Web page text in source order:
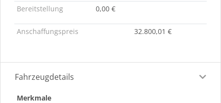
Bereitstellung
0,00 €
Anschaffungspreis 32.800,01 €
Fahrzeugdetails
Merkmale